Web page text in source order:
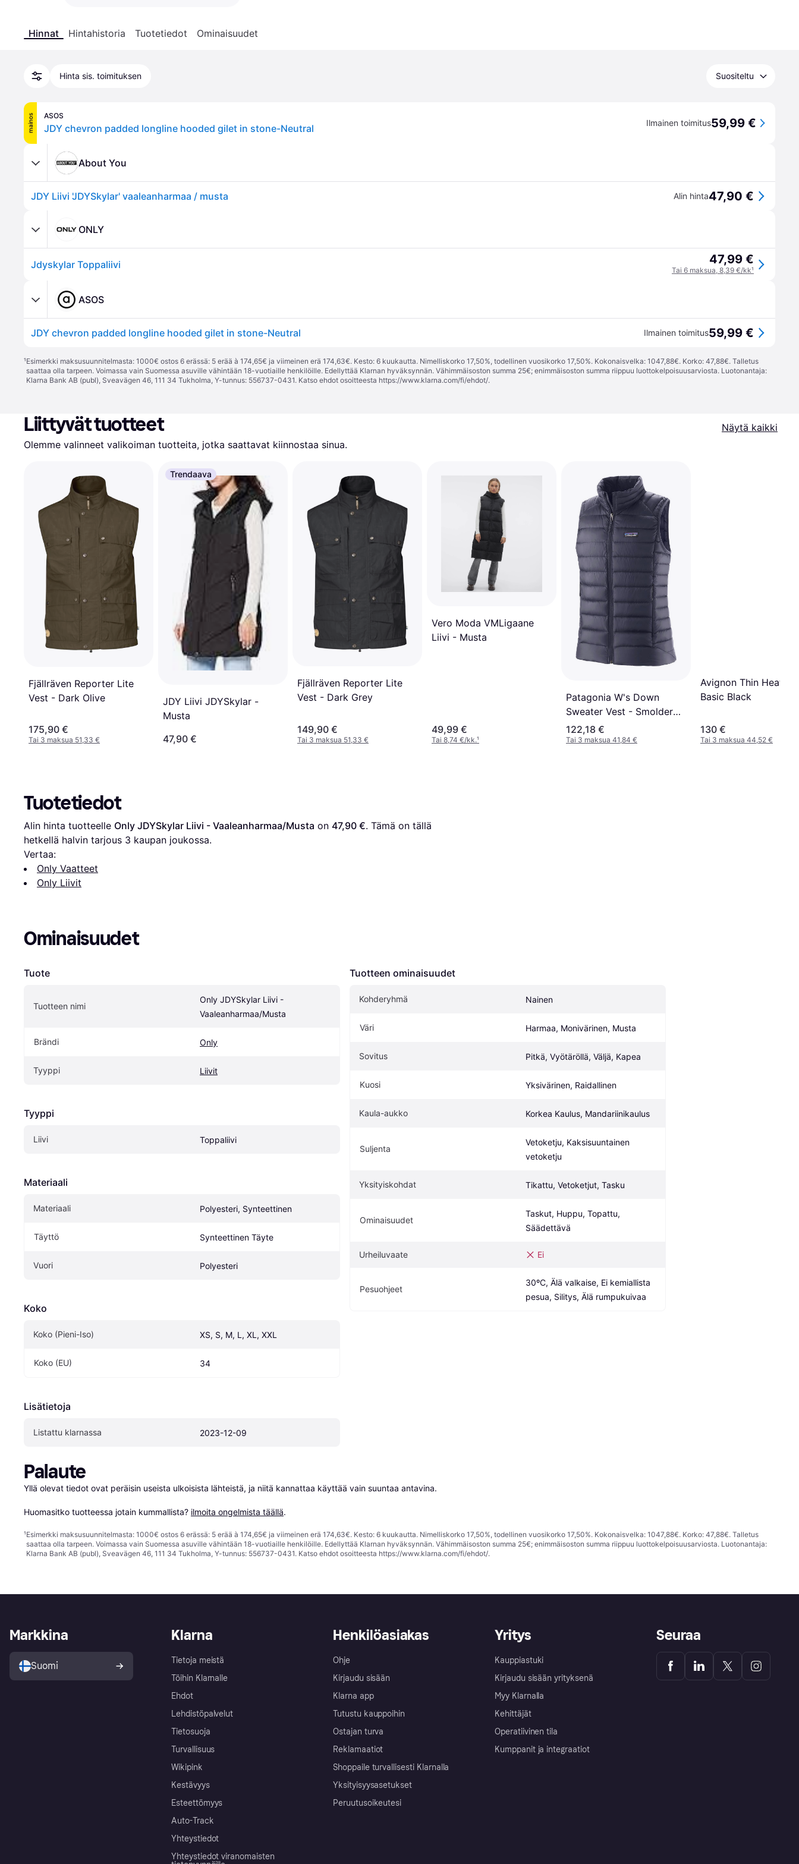
Hinnat Hintahistoria Tuotetiedot Ominaisuudet
Hinta sis. toimituksen Suositeltu
mainos ASOS
JDY chevron padded longline hooded gilet in stone-Neutral Ilmainen toimitus59,99 €
About You
JDY Liivi 'JDYSkylar' vaaleanharmaa / musta Alin hinta47,90 €
ONLY
Jdyskylar Toppaliivi 47,99 €
Tai 6 maksua, 8,39 €/kk¹
ASOS
JDY chevron padded longline hooded gilet in stone-Neutral Ilmainen toimitus59,99 €
¹Esimerkki maksusuunnitelmasta: 1000€ ostos 6 erässä: 5 erää à 174,65€ ja viimeinen erä 174,63€. Kesto: 6 kuukautta. Nimelliskorko 17,50%, todellinen vuosikorko 17,50%. Kokonaisvelka: 1047,88€. Korko: 47,88€. Talletus
saattaa olla tarpeen. Voimassa vain Suomessa asuville vähintään 18-vuotiaille henkilöille. Edellyttää Klarnan hyväksynnän. Vähimmäisoston summa 25€; enimmäisoston summa riippuu luottokelpoisuusarviosta. Luotonantaja:
Klarna Bank AB (publ), Sveavägen 46, 111 34 Tukholma, Y-tunnus: 556737-0431. Katso ehdot osoitteesta https://www.klarna.com/fi/ehdot/.
Liittyvät tuotteet
Näytä kaikki
Olemme valinneet valikoiman tuotteita, jotka saattavat kiinnostaa sinua.
Fjällräven Reporter Lite
Vest - Dark Olive
175,90 €
Tai 3 maksua 51,33 €
Trendaava
JDY Liivi JDYSkylar -
Musta
47,90 €
Fjällräven Reporter Lite
Vest - Dark Grey
149,90 €
Tai 3 maksua 51,33 €
Vero Moda VMLigaane
Liivi - Musta
49,99 €
Tai 8,74 €/kk.¹
Patagonia W's Down
Sweater Vest - Smolder
Blue
122,18 €
Tai 3 maksua 41,84 €
Avignon Thin Heated
Basic Black
130 €
Tai 3 maksua 44,52 €
Tuotetiedot
Alin hinta tuotteelle Only JDYSkylar Liivi - Vaaleanharmaa/Musta on 47,90 €. Tämä on tällä
hetkellä halvin tarjous 3 kaupan joukossa.
Vertaa:
Only Vaatteet
Only Liivit
Ominaisuudet
Tuote
Tuotteen nimi
Only JDYSkylar Liivi -
Vaaleanharmaa/Musta
Brändi Only
Tyyppi Liivit
Tyyppi
Liivi Toppaliivi
Materiaali
Materiaali Polyesteri, Synteettinen
Täyttö Synteettinen Täyte
Vuori Polyesteri
Koko
Koko (Pieni-Iso) XS, S, M, L, XL, XXL
Koko (EU) 34
Lisätietoja
Listattu klarnassa 2023-12-09
Tuotteen ominaisuudet
Kohderyhmä Nainen
Väri Harmaa, Monivärinen, Musta
Sovitus Pitkä, Vyötäröllä, Väljä, Kapea
Kuosi Yksivärinen, Raidallinen
Kaula-aukko Korkea Kaulus, Mandariinikaulus
Suljenta
Vetoketju, Kaksisuuntainen
vetoketju
Yksityiskohdat Tikattu, Vetoketjut, Tasku
Ominaisuudet
Taskut, Huppu, Topattu,
Säädettävä
Urheiluvaate Ei
Pesuohjeet
30ºC, Älä valkaise, Ei kemiallista
pesua, Silitys, Älä rumpukuivaa
Palaute
Yllä olevat tiedot ovat peräisin useista ulkoisista lähteistä, ja niitä kannattaa käyttää vain suuntaa antavina.
Huomasitko tuotteessa jotain kummallista? ilmoita ongelmista täällä.
¹Esimerkki maksusuunnitelmasta: 1000€ ostos 6 erässä: 5 erää à 174,65€ ja viimeinen erä 174,63€. Kesto: 6 kuukautta. Nimelliskorko 17,50%, todellinen vuosikorko 17,50%. Kokonaisvelka: 1047,88€. Korko: 47,88€. Talletus
saattaa olla tarpeen. Voimassa vain Suomessa asuville vähintään 18-vuotiaille henkilöille. Edellyttää Klarnan hyväksynnän. Vähimmäisoston summa 25€; enimmäisoston summa riippuu luottokelpoisuusarviosta. Luotonantaja:
Klarna Bank AB (publ), Sveavägen 46, 111 34 Tukholma, Y-tunnus: 556737-0431. Katso ehdot osoitteesta https://www.klarna.com/fi/ehdot/.
Klarna
Tietoja meistä
Töihin Klarnalle
Ehdot
Lehdistöpalvelut
Tietosuoja
Turvallisuus
Wikipink
Kestävyys
Esteettömyys
Auto-Track
Yhteystiedot
Yhteystiedot viranomaisten
Henkilöasiakas
Ohje
Kirjaudu sisään
Klarna app
Tutustu kauppoihin
Ostajan turva
Reklamaatiot
Shoppaile turvallisesti Klarnalla
Yksityisyysasetukset
Peruutusoikeutesi
Yritys
Kauppiastuki
Kirjaudu sisään yrityksenä
Myy Klarnalla
Kehittäjät
Operatiivinen tila
Kumppanit ja integraatiot
Markkina
Suomi
Seuraa